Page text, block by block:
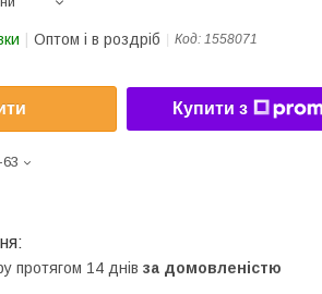
Оптом і в роздріб Код: 1558071
Купити з
протягом 14 днів за домовленістю